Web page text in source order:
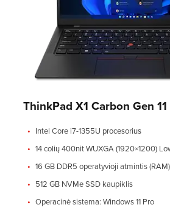
ThinkPad X1 Carbon Gen 11
Intel Core i7-1355U procesorius
14 colių 400nit WUXGA (1920×1200)
16 GB DDR5 operatyvioji atmintis (RAM)
512 GB NVMe SSD kaupiklis
Operacinė sistema: Windows 11 Pro